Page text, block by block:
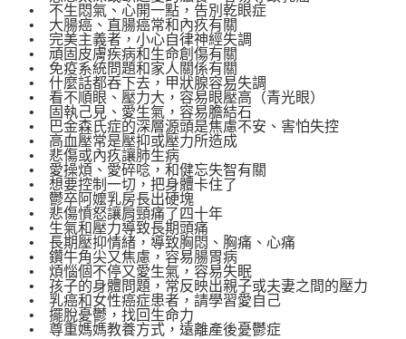
• 不生悶氣、心開一點，告別乾眼症
• 大腸癌、直腸癌常和內疚有關
• 完美主義者，小心自律神經失調
• 頑固皮膚疾病和生命創傷有關
• 免疫系統問題和家人關係有關
• 什麼話都吞下去，甲狀腺容易失調
• 看不順眼、壓力大，容易眼壓高（青光眼）
• 固執己見、愛生氣，容易膽結石
• 巴金森氏症的深層源頭是焦慮不安、害怕失控
• 高血壓常是壓抑或壓力所造成
• 悲傷或內疚讓肺生病
• 愛操煩、愛碎唸，和健忘失智有關
• 想要控制一切，把身體卡住了
• 鬱卒阿嬤乳房長出硬塊
• 悲傷憤怒讓肩頸痛了四十年
• 生氣和壓力導致長期頭痛
• 長期壓抑情緒，導致胸悶、胸痛、心痛
• 鑽牛角尖又焦慮，容易腸胃病
• 煩惱個不停又愛生氣，容易失眠
• 孩子的身體問題，常反映出親子或夫妻之間的壓力
• 乳癌和女性癌症患者，請學習愛自己
• 擺脫憂鬱，找回生命力
• 尊重媽媽教養方式，遠離產後憂鬱症